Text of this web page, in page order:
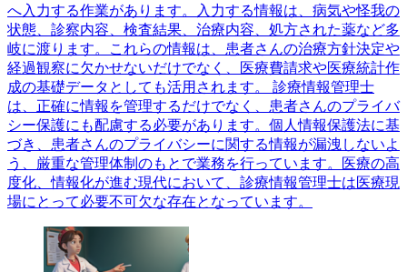
へ入力する作業があります。入力する情報は、病気や怪我の
状態、診察内容、検査結果、治療内容、処方された薬など多
岐に渡ります。これらの情報は、患者さんの治療方針決定や
経過観察に欠かせないだけでなく、医療費請求や医療統計作
成の基礎データとしても活用されます。 診療情報管理士
は、正確に情報を管理するだけでなく、患者さんのプライバ
シー保護にも配慮する必要があります。個人情報保護法に基
づき、患者さんのプライバシーに関する情報が漏洩しないよ
う、厳重な管理体制のもとで業務を行っています。医療の高
度化、情報化が進む現代において、診療情報管理士は医療現
場にとって必要不可欠な存在となっています。